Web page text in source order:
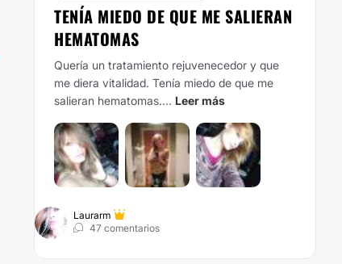
TENÍA MIEDO DE QUE ME SALIERAN
HEMATOMAS
Quería un tratamiento rejuvenecedor y que
me diera vitalidad. Tenía miedo de que me
salieran hematomas.... Leer más
Laurarm
47 comentarios